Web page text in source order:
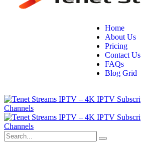
Home
About Us
Pricing
Contact Us
FAQs
Blog Grid